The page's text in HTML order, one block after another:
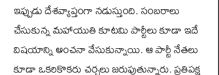
ఇప్పుడు దేశవ్యాప్తంగా నడుస్తుంది. సంబరాలు
చేసుకున్న మహాయుతి కూటమి పార్టీలు కూడా ఇదే
విషయాన్ని అంచనా వేసుకున్నాయి. ఆ పార్టీ నేతలు
కూడా ఒకరికొకరు చర్చలు జరుపుతున్నారు. ప్రతిపక్ష